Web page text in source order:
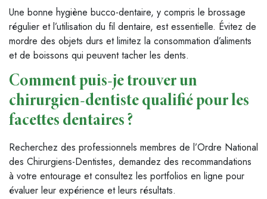
Une bonne hygiène bucco-dentaire, y compris le brossage
régulier et l’utilisation du fil dentaire, est essentielle. Évitez de
mordre des objets durs et limitez la consommation d’aliments
et de boissons qui peuvent tacher les dents.
Comment puis-je trouver un
chirurgien-dentiste qualifié pour les
facettes dentaires ?
Recherchez des professionnels membres de l’Ordre National
des Chirurgiens-Dentistes, demandez des recommandations
à votre entourage et consultez les portfolios en ligne pour
évaluer leur expérience et leurs résultats.